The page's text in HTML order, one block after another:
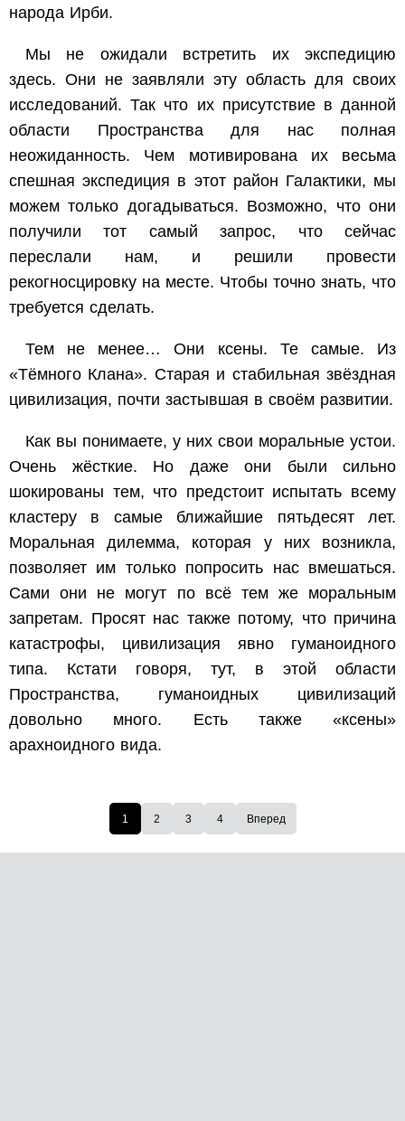
народа Ирби.
Мы не ожидали встретить их экспедицию
здесь. Они не заявляли эту область для своих
исследований. Так что их присутствие в данной
области Пространства для нас полная
неожиданность. Чем мотивирована их весьма
спешная экспедиция в этот район Галактики, мы
можем только догадываться. Возможно, что они
получили тот самый запрос, что сейчас
переслали нам, и решили провести
рекогносцировку на месте. Чтобы точно знать, что
требуется сделать.
Тем не менее… Они ксены. Те самые. Из
«Тёмного Клана». Старая и стабильная звёздная
цивилизация, почти застывшая в своём развитии.
Как вы понимаете, у них свои моральные устои.
Очень жёсткие. Но даже они были сильно
шокированы тем, что предстоит испытать всему
кластеру в самые ближайшие пятьдесят лет.
Моральная дилемма, которая у них возникла,
позволяет им только попросить нас вмешаться.
Сами они не могут по всё тем же моральным
запретам. Просят нас также потому, что причина
катастрофы, цивилизация явно гуманоидного
типа. Кстати говоря, тут, в этой области
Пространства, гуманоидных цивилизаций
довольно много. Есть также «ксены»
арахноидного вида.
1 2 3 4 Вперед